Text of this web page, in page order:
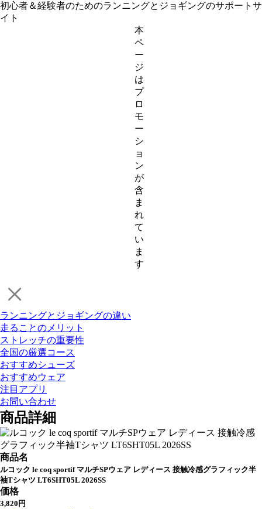
初心者＆経験者のためのランニングとジョギングのサポートサ
イト
本
ペ
ー
ジ
は
プ
ロ
モ
ー
シ
ョ
ン
が
含
ま
れ
て
い
ま
す
ランニングとジョギングの違い
走ることのメリット
ストレッチの重要性
全国の厳選コース
おすすめシューズ
おすすめウェア
注目アプリ
お問い合わせ
商品詳細
商品名
ルコック le coq sportif マルチSPウェア レディース 接触冷感グラフィック半
袖Tシャツ LT6SHT05L 2026SS
価格
3,820円